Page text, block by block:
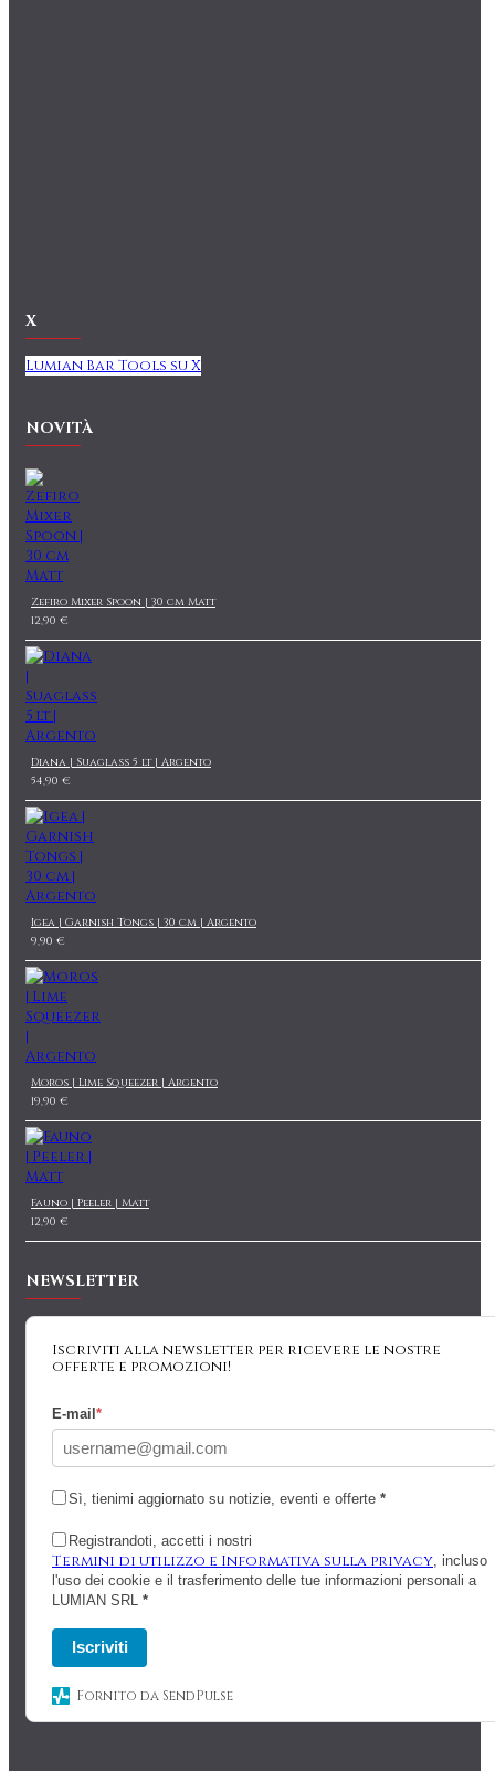
X
Lumian Bar Tools su X
NOVITÀ
Zefiro Mixer Spoon | 30 cm Matt
12,90 €
Diana | Suaglass 5 lt | Argento
54,90 €
Igea | Garnish Tongs | 30 cm | Argento
9,90 €
Moros | Lime Squeezer | Argento
19,90 €
Fauno | Peeler | Matt
12,90 €
NEWSLETTER
Iscriviti alla newsletter per ricevere le nostre
offerte e promozioni!
E-mail *
Sì, tienimi aggiornato su notizie, eventi e offerte *
Registrandoti, accetti i nostri
Termini di utilizzo e Informativa sulla privacy, incluso
l'uso dei cookie e il trasferimento delle tue informazioni personali a
LUMIAN SRL *
Iscriviti
Fornito da SendPulse